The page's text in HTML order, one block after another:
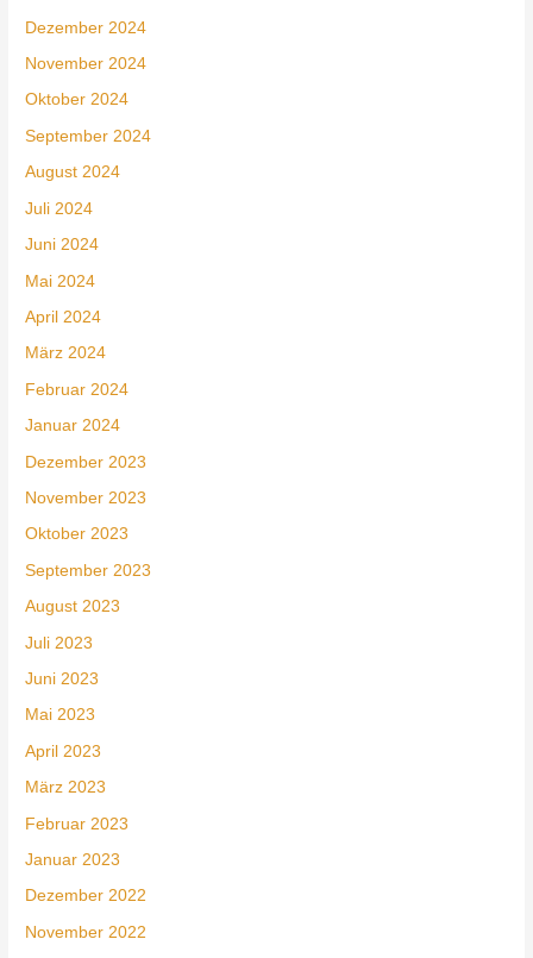
Dezember 2024
November 2024
Oktober 2024
September 2024
August 2024
Juli 2024
Juni 2024
Mai 2024
April 2024
März 2024
Februar 2024
Januar 2024
Dezember 2023
November 2023
Oktober 2023
September 2023
August 2023
Juli 2023
Juni 2023
Mai 2023
April 2023
März 2023
Februar 2023
Januar 2023
Dezember 2022
November 2022